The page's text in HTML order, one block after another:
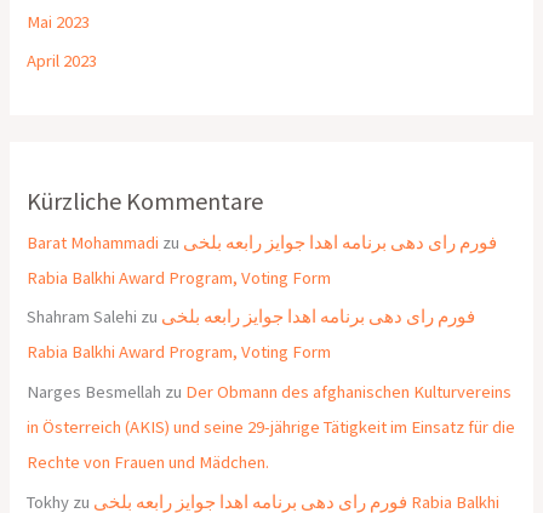
Mai 2023
April 2023
Kürzliche Kommentare
Barat Mohammadi zu فورم رای دهی برنامه اهدا جوایز رابعه بلخی
Rabia Balkhi Award Program, Voting Form
Shahram Salehi zu فورم رای دهی برنامه اهدا جوایز رابعه بلخی
Rabia Balkhi Award Program, Voting Form
Narges Besmellah zu Der Obmann des afghanischen Kulturvereins
in Österreich (AKIS) und seine 29-jährige Tätigkeit im Einsatz für die
Rechte von Frauen und Mädchen.
Tokhy zu فورم رای دهی برنامه اهدا جوایز رابعه بلخی Rabia Balkhi